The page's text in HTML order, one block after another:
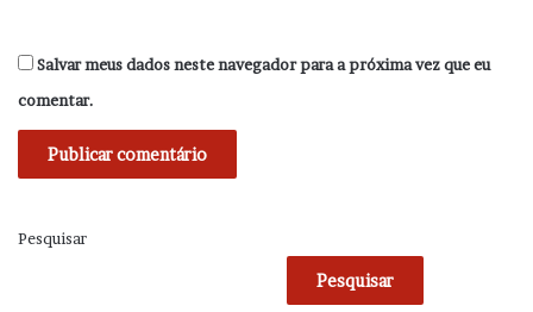
Salvar meus dados neste navegador para a próxima vez que eu
comentar.
Pesquisar
Pesquisar